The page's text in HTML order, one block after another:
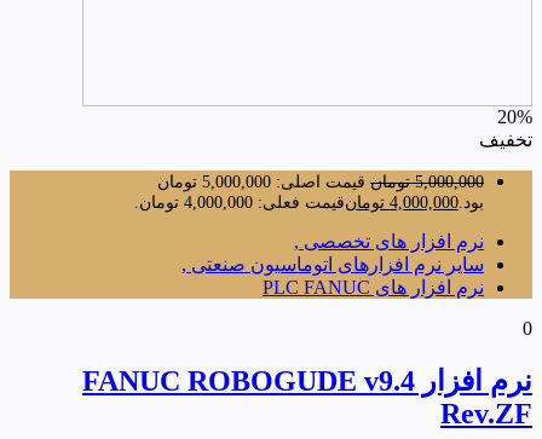
20%
تخفیف
5,000,000 تومان
قیمت اصلی: 5,000,000 تومان
بود.4,000,000 تومانقیمت فعلی: 4,000,000 تومان.
نرم افزار های تخصصی ,
سایر نرم افزارهای اتوماسیون صنعتی ,
نرم افزار های PLC FANUC
0
نرم افزار FANUC ROBOGUDE v9.4
Rev.ZF